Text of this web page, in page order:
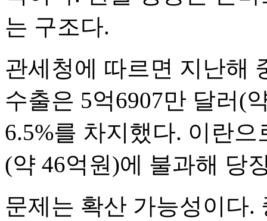
는 구조다.
관세청에 따르면 지난해
수출은 5억6907만 달러(
6.5%를 차지했다. 이란
(약 46억원)에 불과해 당
문제는 확산 가능성이다.